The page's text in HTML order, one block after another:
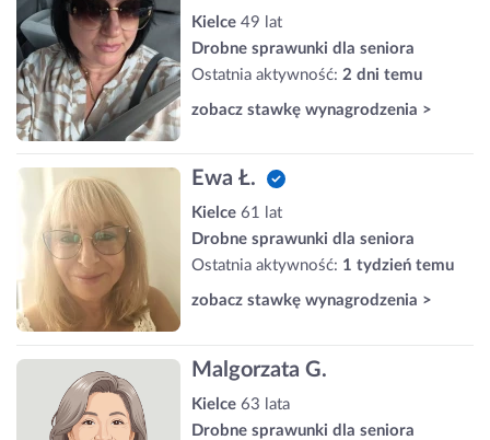
Kielce 49 lat
Drobne sprawunki dla seniora
Ostatnia aktywność: 2 dni temu
zobacz stawkę wynagrodzenia >
Ewa Ł.
Kielce 61 lat
Drobne sprawunki dla seniora
Ostatnia aktywność: 1 tydzień temu
zobacz stawkę wynagrodzenia >
Malgorzata G.
Kielce 63 lata
Drobne sprawunki dla seniora